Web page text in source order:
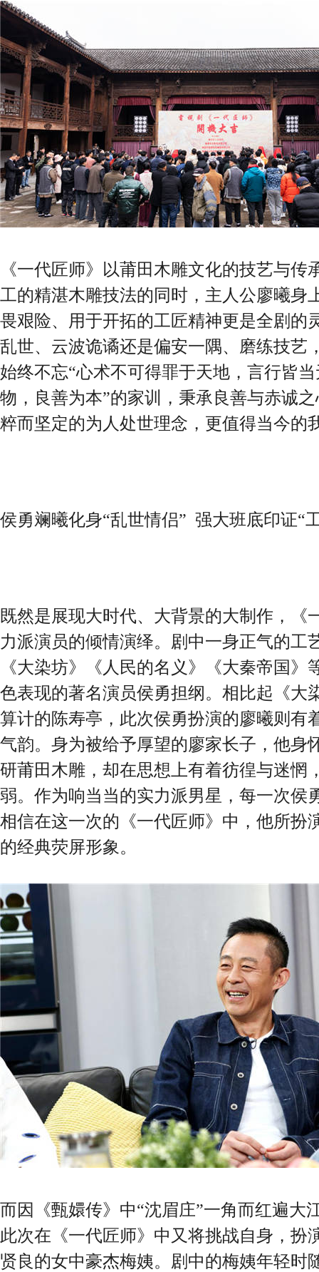
《一代匠师》以莆田木雕文化的技艺与传
工的精湛木雕技法的同时，主人公廖曦身
畏艰险、用于开拓的工匠精神更是全剧的
乱世、云波诡谲还是偏安一隅、磨练技艺
始终不忘“心术不可得罪于天地，言行皆
物，良善为本”的家训，秉承良善与赤诚
粹而坚定的为人处世理念，更值得当今的
侯勇斓曦化身“乱世情侣” 强大班底印证“
既然是展现大时代、大背景的大制作，《
力派演员的倾情演绎。剧中一身正气的工
《大染坊》《人民的名义》《大秦帝国》
色表现的著名演员侯勇担纲。相比起《大
算计的陈寿亭，此次侯勇扮演的廖曦则有
气韵。身为被给予厚望的廖家长子，他身
研莆田木雕，却在思想上有着彷徨与迷惘
弱。作为响当当的实力派男星，每一次侯
相信在这一次的《一代匠师》中，他所扮
的经典荧屏形象。
而因《甄嬛传》中“沈眉庄”一角而红遍大
此次在《一代匠师》中又将挑战自身，扮
贤良的女中豪杰梅姨。剧中的梅姨年轻时